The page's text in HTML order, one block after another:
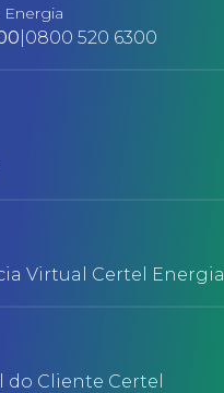
Energia
0800 520 6300
Virtual Certel Energia
do Cliente Certel